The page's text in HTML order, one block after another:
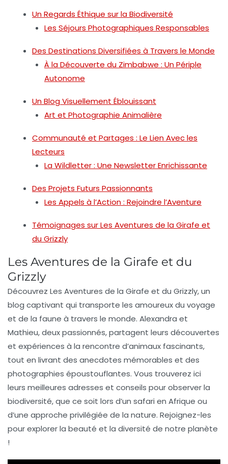
Un Regards Éthique sur la Biodiversité
Les Séjours Photographiques Responsables
Des Destinations Diversifiées à Travers le Monde
À la Découverte du Zimbabwe : Un Périple
Autonome
Un Blog Visuellement Éblouissant
Art et Photographie Animalière
Communauté et Partages : Le Lien Avec les
Lecteurs
La Wildletter : Une Newsletter Enrichissante
Des Projets Futurs Passionnants
Les Appels à l’Action : Rejoindre l’Aventure
Témoignages sur Les Aventures de la Girafe et
du Grizzly
Les Aventures de la Girafe et du
Grizzly
Découvrez Les Aventures de la Girafe et du Grizzly, un
blog captivant qui transporte les amoureux du voyage
et de la faune à travers le monde. Alexandra et
Mathieu, deux passionnés, partagent leurs découvertes
et expériences à la rencontre d’animaux fascinants,
tout en livrant des anecdotes mémorables et des
photographies époustouflantes. Vous trouverez ici
leurs meilleures adresses et conseils pour observer la
biodiversité, que ce soit lors d’un safari en Afrique ou
d’une approche privilégiée de la nature. Rejoignez-les
pour explorer la beauté et la diversité de notre planète
!